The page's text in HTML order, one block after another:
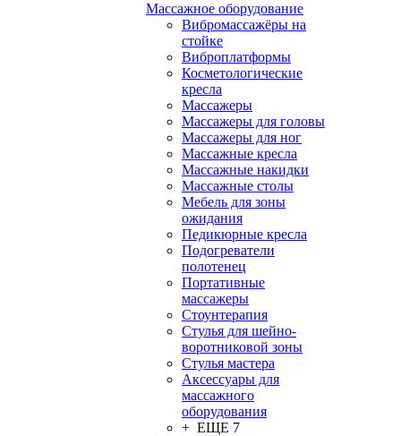
Массажное оборудование
Вибромассажёры на
стойке
Виброплатформы
Косметологические
кресла
Массажеры
Массажеры для головы
Массажеры для ног
Массажные кресла
Массажные накидки
Массажные столы
Мебель для зоны
ожидания
Педикюрные кресла
Подогреватели
полотенец
Портативные
массажеры
Стоунтерапия
Стулья для шейно-
воротниковой зоны
Стулья мастера
Аксессуары для
массажного
оборудования
+ ЕЩЕ 7